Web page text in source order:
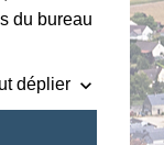
du bureau
déplier keyboard_arrow_down